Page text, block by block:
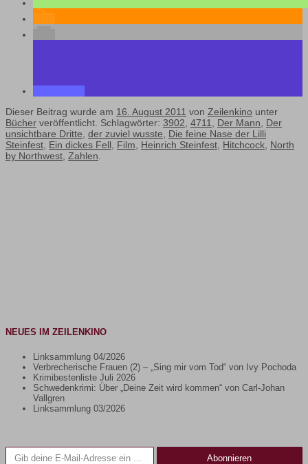
Dieser Beitrag wurde am 16. August 2011 von Zeilenkino unter
Bücher veröffentlicht. Schlagwörter: 3902, 4711, Der Mann, Der
unsichtbare Dritte, der zuviel wusste, Die feine Nase der Lilli
Steinfest, Ein dickes Fell, Film, Heinrich Steinfest, Hitchcock, North
by Northwest, Zahlen.
NEUES IM ZEILENKINO
Linksammlung 04/2026
Verbrecherische Frauen (2) – „Sing mir vom Tod“ von Ivy Pochoda
Krimibestenliste Juli 2026
Schwedenkrimi: Über „Deine Zeit wird kommen“ von Carl-Johan
Vallgren
Linksammlung 03/2026
Gib deine E-Mail-Adresse ein ...
Abonnieren